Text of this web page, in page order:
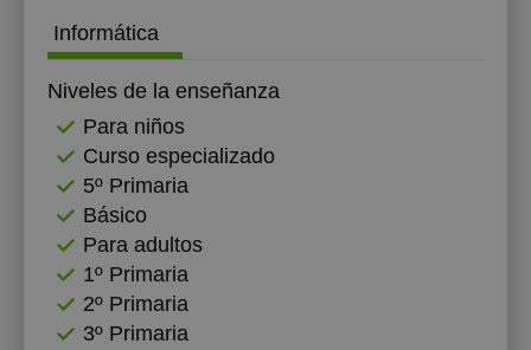
Informática
Niveles de la enseñanza
Para niños
Curso especializado
5º Primaria
Básico
Para adultos
1º Primaria
2º Primaria
3º Primaria